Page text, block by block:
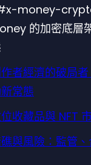
money-
的加密底層
者經濟的破局
常態
收藏品與 NFT
與風險：監管